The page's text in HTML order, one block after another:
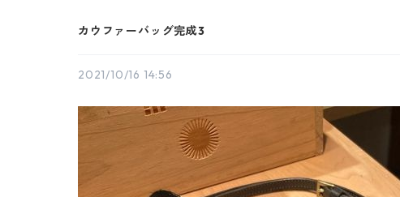
カウファーバッグ完成3
2021/10/16 14:56